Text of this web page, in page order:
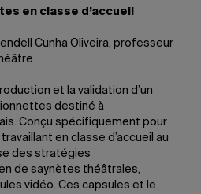
en classe d’accueil
Cunha Oliveira, professeur
et la validation d’un
destiné à
Conçu spécifiquement pour
en classe d’accueil au
des stratégies
de saynètes théâtrales,
vidéo. Ces capsules et le